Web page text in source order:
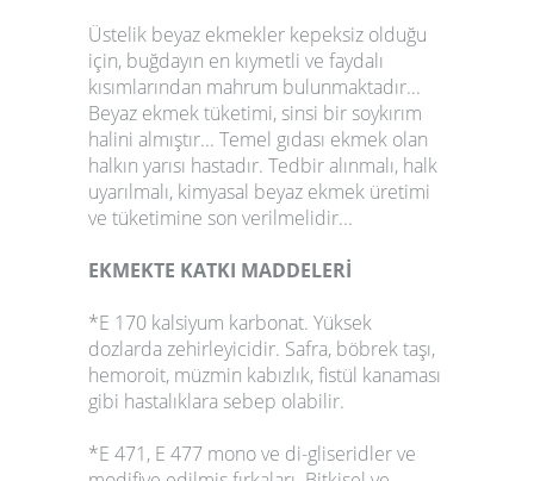
Üstelik beyaz ekmekler kepeksiz olduğu
için, buğdayın en kıymetli ve faydalı
kısımlarından mahrum bulunmaktadır...
Beyaz ekmek tüketimi, sinsi bir soykırım
halini almıştır... Temel gıdası ekmek olan
halkın yarısı hastadır. Tedbir alınmalı, halk
uyarılmalı, kimyasal beyaz ekmek üretimi
ve tüketimine son verilmelidir...
EKMEKTE KATKI MADDELERİ
*E 170 kalsiyum karbonat. Yüksek
dozlarda zehirleyicidir. Safra, böbrek taşı,
hemoroit, müzmin kabızlık, fistül kanaması
gibi hastalıklara sebep olabilir.
*E 471, E 477 mono ve di-gliseridler ve